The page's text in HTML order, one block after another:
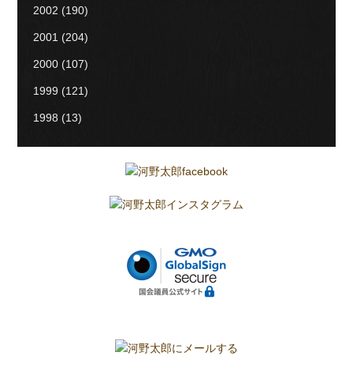
2002 (190)
2001 (204)
2000 (107)
1999 (121)
1998 (13)